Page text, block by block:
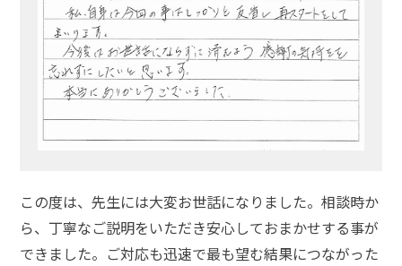
この度は、先生には大変お世話になりました。相談時か
ら、丁寧なご説明をいただき安心しておまかせする事が
できました。ご対応も迅速で最も望む結果につながった